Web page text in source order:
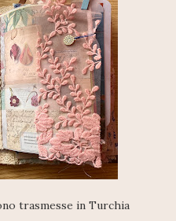
trasmesse in Turchia